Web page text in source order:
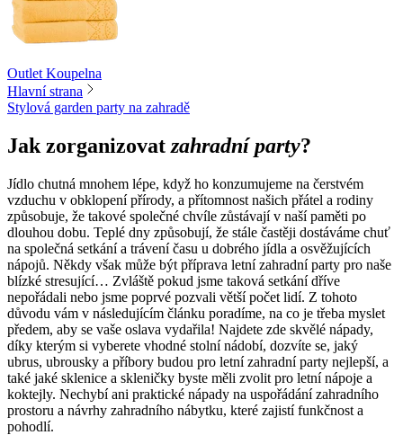
Outlet Koupelna
Hlavní strana
Stylová garden party na zahradě
Jak zorganizovat zahradní party?
Jídlo chutná mnohem lépe, když ho konzumujeme na čerstvém
vzduchu v obklopení přírody, a přítomnost našich přátel a rodiny
způsobuje, že takové společné chvíle zůstávají v naší paměti po
dlouhou dobu. Teplé dny způsobují, že stále častěji dostáváme chuť
na společná setkání a trávení času u dobrého jídla a osvěžujících
nápojů. Někdy však může být příprava letní zahradní party pro naše
blízké stresující… Zvláště pokud jsme taková setkání dříve
nepořádali nebo jsme poprvé pozvali větší počet lidí. Z tohoto
důvodu vám v následujícím článku poradíme, na co je třeba myslet
předem, aby se vaše oslava vydařila! Najdete zde skvělé nápady,
díky kterým si vyberete vhodné stolní nádobí, dozvíte se, jaký
ubrus, ubrousky a příbory budou pro letní zahradní party nejlepší, a
také jaké sklenice a skleničky byste měli zvolit pro letní nápoje a
koktejly. Nechybí ani praktické nápady na uspořádání zahradního
prostoru a návrhy zahradního nábytku, které zajistí funkčnost a
pohodlí.